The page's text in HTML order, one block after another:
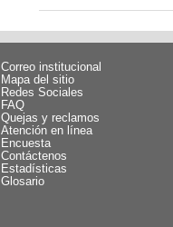
Correo institucional
Mapa del sitio
Redes Sociales
FAQ
Quejas y reclamos
Atención en línea
Encuesta
Contáctenos
Estadísticas
Glosario